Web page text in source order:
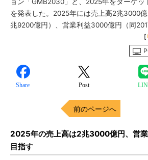
を発表した。2025年には売上高2兆3000
兆9200億円）、営業利益3000億円（同
[
Share Post
前のページへ
2025年の売上高は2兆3000億円、営
目指す